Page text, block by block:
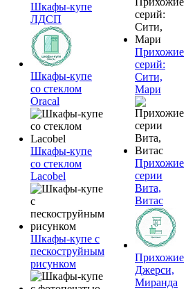
Шкафы-купе
ЛДСП
Шкафы-купе
со стеклом
Oracal
Шкафы-купе
со стеклом
Lacobel
Шкафы-купе с
пескоструйным
рисунком
Прихожие
серий:
Сити,
Мари
Прихожие
серии
Вита,
Витас
Прихожие
Джерси,
Миранда